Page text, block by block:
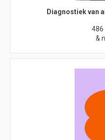
Diagnostiek van
486
&